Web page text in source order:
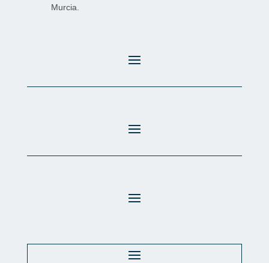
Murcia.